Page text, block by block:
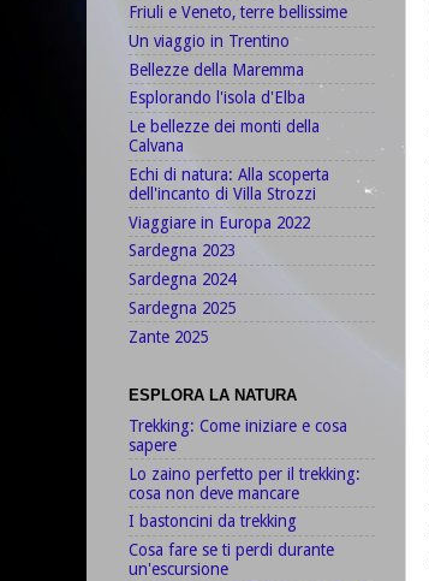
Friuli e Veneto, terre bellissime
Un viaggio in Trentino
Bellezze della Maremma
Esplorando l'isola d'Elba
Le bellezze dei monti della
Calvana
Echi di natura: Alla scoperta
dell'incanto di Villa Strozzi
Viaggiare in Europa 2022
Sardegna 2023
Sardegna 2024
Sardegna 2025
Zante 2025
ESPLORA LA NATURA
Trekking: Come iniziare e cosa
sapere
Lo zaino perfetto per il trekking:
cosa non deve mancare
I bastoncini da trekking
Cosa fare se ti perdi durante
un'escursione